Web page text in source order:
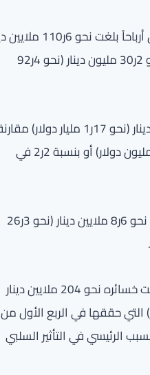
وأظهر التقرير أن قطاع الاتصالات كان أفضل القطاعات أداء من حيث ارتفاع القيمة، إذ
(نحو 4ر338 مليون دولار) مقابل نحو 4ر80 مليون دينار (نحو 246 مليون دولار) أي بزيادة بنحو 2ر30 مليون دينار (نحو 4ر92
وأضاف أن قطاع البنوك حقق أعلى مستوى في قيمة الأرباح الصافية وبنحو 4ر385 مليون دينار (نحو 17ر1 مليار
بنحو 2ر377 مليون دينار (نحو 15ر1 مليار دولار) أي بارتفاع بقيمة 1ر8 ملايين دينار (نحو 7ر24 مليون دولار) أو بنسبة 2ر2 في
وبالنسبة لقطاع الطاقة، فقد زاد أرباحه من نحو 1ر7 ملايين دينار (نحو 7ر21 مليون دولار) إلى نحو 6ر8 ملايين دينار (نحو 3ر26
وأشار التقرير إلى أن أكبر انخفاض في مستوى الأرباح كان من نصيب قطاع الصناعة حيث بلغت خسائره نحو 204 ملايين دينار
أرباحه 4ر42 مليون دينار (نحو 7ر129 مليون دولار) التي حققها في الربع الأول من
مليون دولار) ما يعني أنه السبب الرئيسي في التأثير السلبي